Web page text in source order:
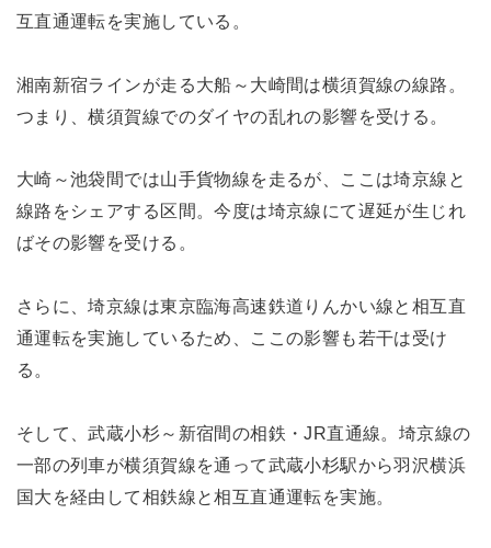
互直通運転を実施している。
湘南新宿ラインが走る大船～大崎間は横須賀線の線路。
つまり、横須賀線でのダイヤの乱れの影響を受ける。
大崎～池袋間では山手貨物線を走るが、ここは埼京線と
線路をシェアする区間。今度は埼京線にて遅延が生じれ
ばその影響を受ける。
さらに、埼京線は東京臨海高速鉄道りんかい線と相互直
通運転を実施しているため、ここの影響も若干は受け
る。
そして、武蔵小杉～新宿間の相鉄・JR直通線。埼京線の
一部の列車が横須賀線を通って武蔵小杉駅から羽沢横浜
国大を経由して相鉄線と相互直通運転を実施。